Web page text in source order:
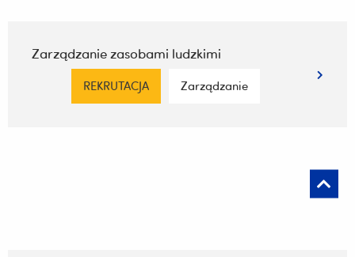
Zarządzanie zasobami ludzkimi
REKRUTACJA Zarządzanie